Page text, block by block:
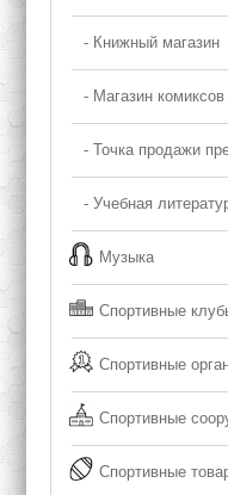
- Книжный магазин
- Магазин комиксов
- Точка продажи
- Учебная
Музыка
Спортивные
Спортивные
Спортивные
Спортивные